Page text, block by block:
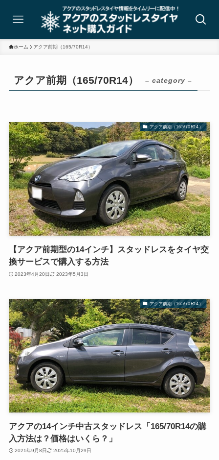
ホーム アクア前期（165/70R14）
アクア前期（165/70R14） – category –
アクア前期（165/70R14）
【アクア前期型の14インチ】スタッドレスをタイヤ交
換サービスで購入する方法
2023年4月20日 2023年5月3日
アクア前期（165/70R14）
アクアの14インチ中古スタッドレス「165/70R14の購
入方法は？価格はいくら？」
2021年9月8日 2025年10月29日